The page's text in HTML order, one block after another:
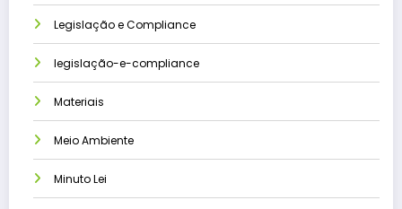
Legislação e Compliance
legislação-e-compliance
Materiais
Meio Ambiente
Minuto Lei